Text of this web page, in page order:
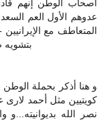
أصحاب الوطن إنهم
عدوهم الأول العم
المتعاطف مع
بتشويه
و هنا أذكر بحملة
كويتيين مثل أحمد
نصر الله